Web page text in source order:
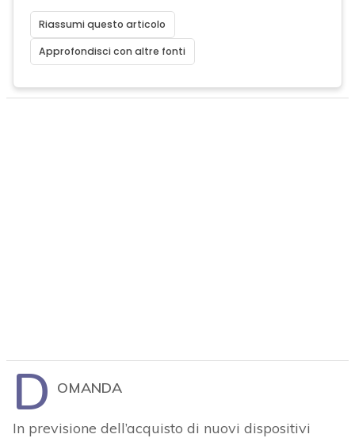
Riassumi questo articolo
Approfondisci con altre fonti
D OMANDA
In previsione dell’acquisto di nuovi dispositivi